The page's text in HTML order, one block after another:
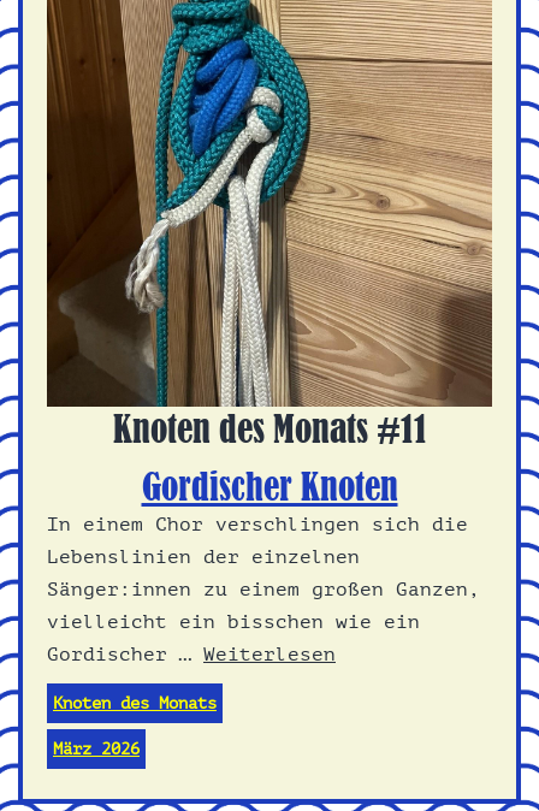
Knoten des Monats #11
Gordischer Knoten
In einem Chor verschlingen sich die
Lebenslinien der einzelnen
Sänger:innen zu einem großen Ganzen,
vielleicht ein bisschen wie ein
Gordischer … Weiterlesen
Knoten des Monats
März 2026